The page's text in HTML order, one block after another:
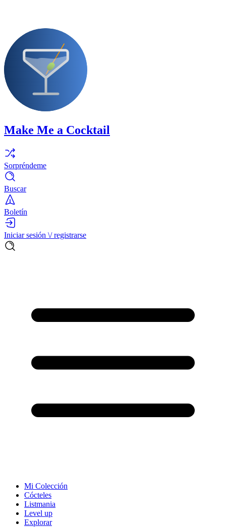
Make Me a Cocktail
Sorpréndeme
Buscar
Boletín
Iniciar sesión \/ registrarse
Mi Colección
Cócteles
Listmania
Level up
Explorar